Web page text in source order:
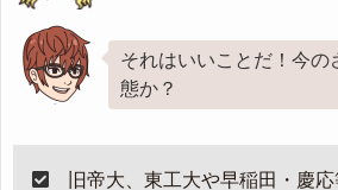
それはいいことだ！今の
態か？
旧帝大、東工大や早稲田・慶